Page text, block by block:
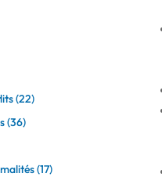
(22)
(36)
(17)